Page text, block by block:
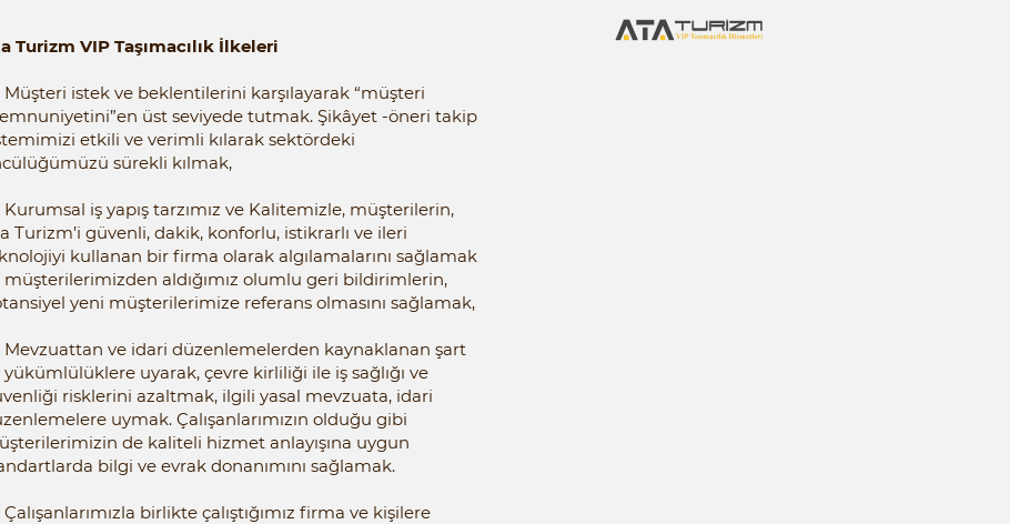
Turizm VIP Taşımacılık İlkeleri
Müşteri istek ve beklentilerini karşılayarak “müşteri
üst seviyede tutmak. Şikâyet -öneri takip
etkili ve verimli kılarak sektördeki
sürekli kılmak,
Kurumsal iş yapış tarzımız ve Kalitemizle, müşterilerin,
Turizm’i güvenli, dakik, konforlu, istikrarlı ve ileri
kullanan bir firma olarak algılamalarını sağlamak
müşterilerimizden aldığımız olumlu geri bildirimlerin,
yeni müşterilerimize referans olmasını sağlamak,
Mevzuattan ve idari düzenlemelerden kaynaklanan şart
yükümlülüklere uyarak, çevre kirliliği ile iş sağlığı ve
risklerini azaltmak, ilgili yasal mevzuata, idari
uymak. Çalışanlarımızın olduğu gibi
de kaliteli hizmet anlayışına uygun
bilgi ve evrak donanımını sağlamak.
Çalışanlarımızla birlikte çalıştığımız firma ve kişilere